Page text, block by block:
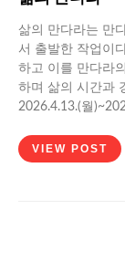
삶의 만다라는 만
서 출발한 작업이
하고 이를 만다라
하며 삶의 시간과
2026.4.13.(월
VIEW POST